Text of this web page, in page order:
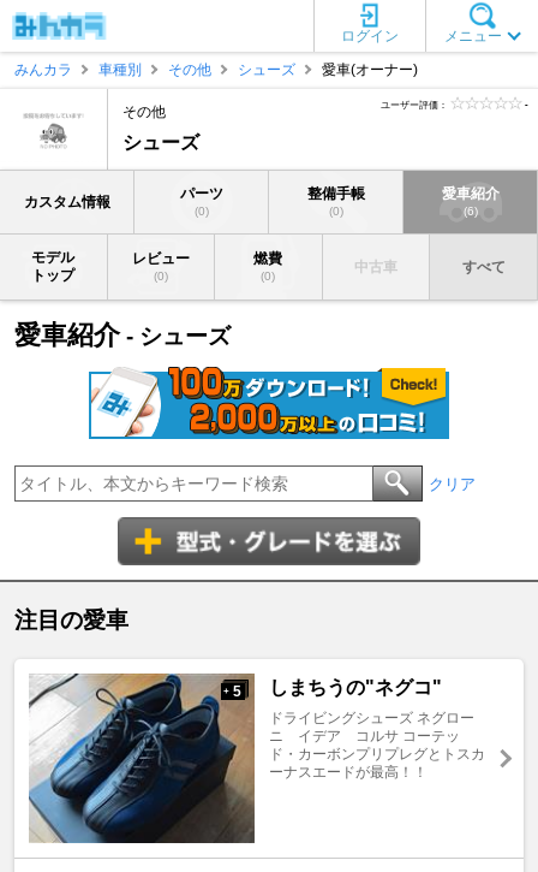
メニュー
ログイン
みんカラ
車種別 その他 シューズ 愛車(オーナー)
その他
シューズ
ユーザー評価： -
カスタム情報 パーツ
(0)
整備手帳
(0)
愛車紹介
(6)
モデル
トップ
レビュー
(0)
燃費
(0)
中古車 すべて
愛車紹介- シューズ
クリア
注目の愛車
+ 5 しまちうの"ネグコ"
ドライビングシューズ ネグロー
ニ イデア コルサ コーテッ
ド・カーボンプリプレグとトスカ
ーナスエードが最高！！